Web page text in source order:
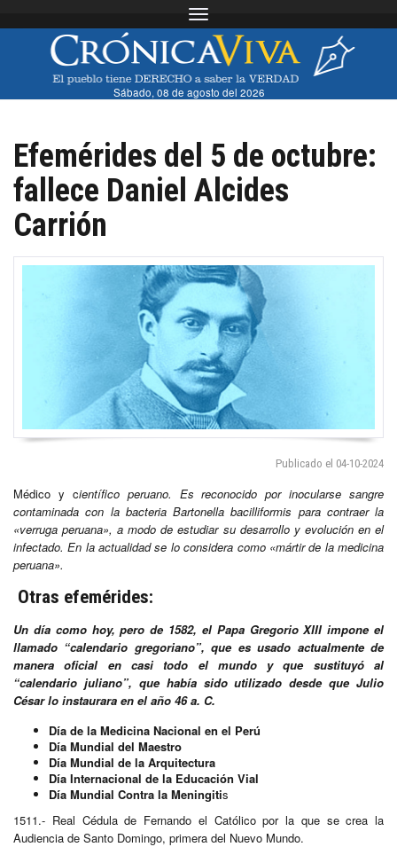
Toggle navigation
Sábado, 08 de agosto del 2026
Efemérides del 5 de octubre:
fallece Daniel Alcides
Carrión
Publicado el 04-10-2024
Médico y científico peruano. Es reconocido por inocularse sangre
contaminada con la bacteria Bartonella bacilliformis para contraer la
«verruga peruana», a modo de estudiar su desarrollo y evolución en el
infectado. En la actualidad se lo considera como «mártir de la medicina
peruana».
Otras efemérides:
Un día como hoy, pero de 1582, el Papa Gregorio XIII impone el
llamado “calendario gregoriano”, que es usado actualmente de
manera oficial en casi todo el mundo y que sustituyó al
“calendario juliano”, que había sido utilizado desde que Julio
César lo instaurara en el año 46 a. C.
Día de la Medicina Nacional en el Perú
Día Mundial del Maestro
Día Mundial de la Arquitectura
Día Internacional de la Educación Vial
Día Mundial Contra la Meningitis
1511.- Real Cédula de Fernando el Católico por la que se crea la
Audiencia de Santo Domingo, primera del Nuevo Mundo.